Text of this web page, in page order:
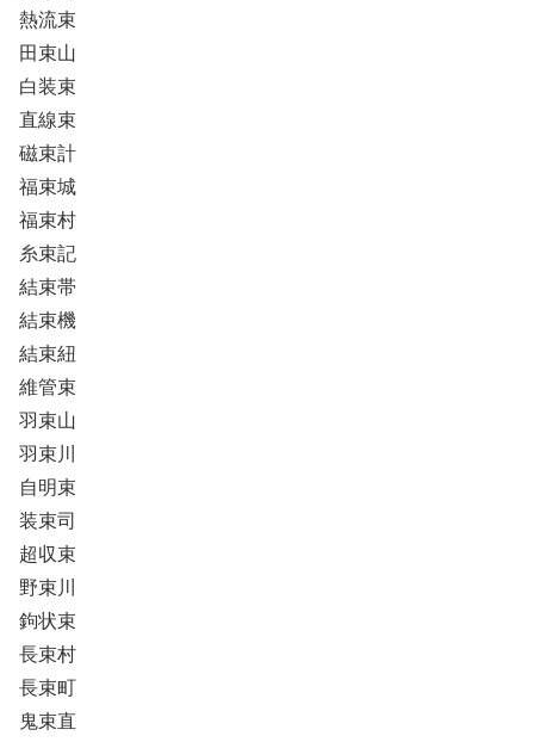
熱流束
田束山
白装束
直線束
磁束計
福束城
福束村
糸束記
結束帯
結束機
結束紐
維管束
羽束山
羽束川
自明束
装束司
超収束
野束川
鉤状束
長束村
長束町
鬼束直